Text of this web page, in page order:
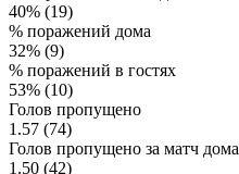
40% (19)
% поражений дома
32% (9)
% поражений в гостях
53% (10)
Голов пропущено
1.57 (74)
Голов пропущено за матч дома
1.50 (42)